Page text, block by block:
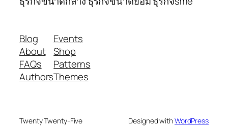
Blog
About
FAQs
Authors
Events
Shop
Patterns
Themes
Twenty Twenty-Five Designed withWordPress